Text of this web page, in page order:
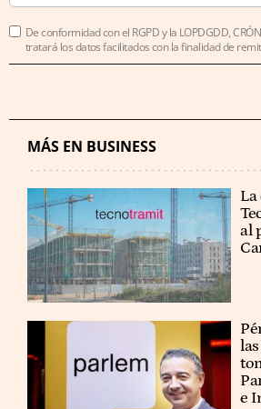
De conformidad con el RGPD y la LOPDGDD,
tratará los datos facilitados con la finalidad de
MÁS EN BUSINESS
La
al
e